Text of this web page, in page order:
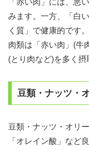
「赤い肉」には、悪
みます。一方、「白
く質」で健康的です。
肉類は「赤い肉」(牛
(とり肉など)を多く摂
豆類・ナッツ・
豆類・ナッツ・オリ
「オレイン酸」など